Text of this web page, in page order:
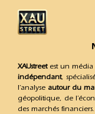
XAUstreetest un média
indépendant,
l’analyse autour du
géopolitique, de
des marchés financiers.